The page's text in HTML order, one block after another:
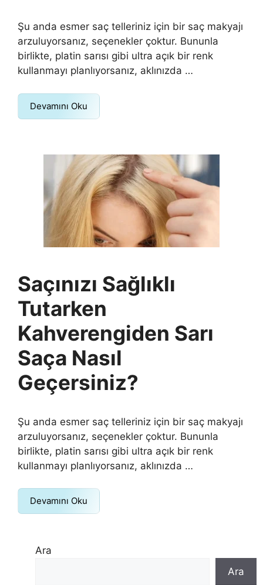
Şu anda esmer saç telleriniz için bir saç makyajı
arzuluyorsanız, seçenekler çoktur. Bununla
birlikte, platin sarısı gibi ultra açık bir renk
kullanmayı planlıyorsanız, aklınızda …
Devamını Oku
Saçınızı Sağlıklı
Tutarken
Kahverengiden Sarı
Saça Nasıl
Geçersiniz?
Şu anda esmer saç telleriniz için bir saç makyajı
arzuluyorsanız, seçenekler çoktur. Bununla
birlikte, platin sarısı gibi ultra açık bir renk
kullanmayı planlıyorsanız, aklınızda …
Devamını Oku
Ara
Ara